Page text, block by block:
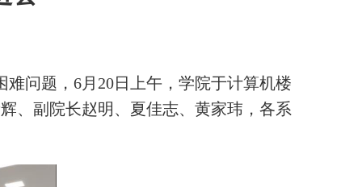
难问题，6月 20日 上午，学院于计算机楼
辉、副院长赵明、夏佳志、黄家玮，各系